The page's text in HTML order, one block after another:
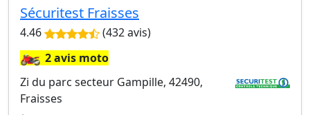
Sécuritest Fraisses
4.46 (432 avis)
🏍️2 avis moto
Zi du parc secteur Gampille, 42490,
Fraisses